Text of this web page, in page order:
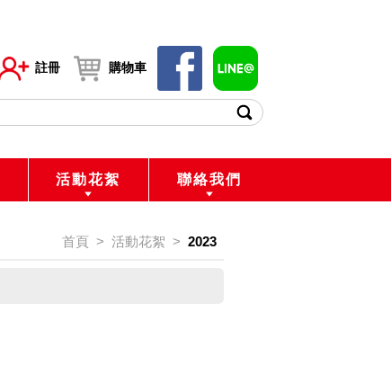
註冊 購物車
活動花絮 聯絡我們
首頁 > 活動花絮 > 2023